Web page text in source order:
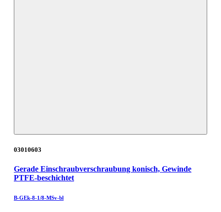
03010603
Gerade Einschraubverschraubung konisch, Gewinde
PTFE-beschichtet
B-GEk-8-1/8-MSv-bl